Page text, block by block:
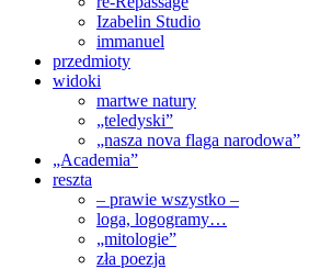
Izabelin Studio
immanuel
przedmioty
widoki
martwe natury
„teledyski”
„nasza nova flaga narodowa”
„Academia”
reszta
– prawie wszystko –
loga, logogramy…
„mitologie”
zła poezja